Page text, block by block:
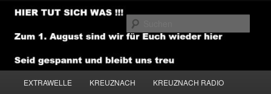
Zum
primären
Inhalt
NEWSHOUSE.MEDIA
EXTRAWELLE KREUZNACH KREUZNACH RADIO